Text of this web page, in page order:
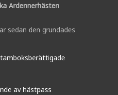
Ardennerhästen
sedan den grundades
av hästpass